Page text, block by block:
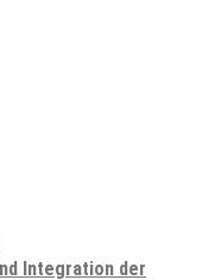
Integration der